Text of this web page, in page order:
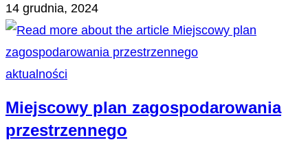
14 grudnia, 2024
aktualności
Miejscowy plan zagospodarowania
przestrzennego